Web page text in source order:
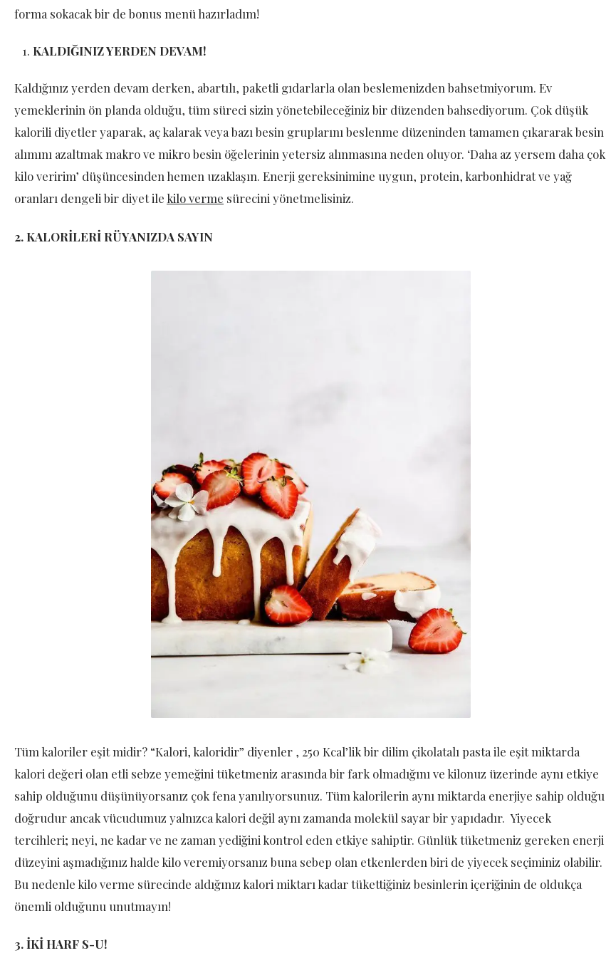
forma sokacak bir de bonus menü hazırladım!
KALDIĞINIZ YERDEN DEVAM!
Kaldığınız yerden devam derken, abartılı, paketli gıdarlarla olan beslemenizden bahsetmiyorum. Ev
yemeklerinin ön planda olduğu, tüm süreci sizin yönetebileceğiniz bir düzenden bahsediyorum. Çok düşük
kalorili diyetler yaparak, aç kalarak veya bazı besin gruplarını beslenme düzeninden tamamen çıkararak besin
alımını azaltmak makro ve mikro besin öğelerinin yetersiz alınmasına neden oluyor. ‘Daha az yersem daha çok
kilo veririm’ düşüncesinden hemen uzaklaşın. Enerji gereksinimine uygun, protein, karbonhidrat ve yağ
oranları dengeli bir diyet ile kilo verme sürecini yönetmelisiniz.
2. KALORİLERİ RÜYANIZDA SAYIN
Tüm kaloriler eşit midir? “Kalori, kaloridir” diyenler , 250 Kcal’lik bir dilim çikolatalı pasta ile eşit miktarda
kalori değeri olan etli sebze yemeğini tüketmeniz arasında bir fark olmadığını ve kilonuz üzerinde aynı etkiye
sahip olduğunu düşünüyorsanız çok fena yanılıyorsunuz. Tüm kalorilerin aynı miktarda enerjiye sahip olduğu
doğrudur ancak vücudumuz yalnızca kalori değil aynı zamanda molekül sayar bir yapıdadır. Yiyecek
tercihleri; neyi, ne kadar ve ne zaman yediğini kontrol eden etkiye sahiptir. Günlük tüketmeniz gereken enerji
düzeyini aşmadığınız halde kilo veremiyorsanız buna sebep olan etkenlerden biri de yiyecek seçiminiz olabilir.
Bu nedenle kilo verme sürecinde aldığınız kalori miktarı kadar tükettiğiniz besinlerin içeriğinin de oldukça
önemli olduğunu unutmayın!
3. İKİ HARF S-U!